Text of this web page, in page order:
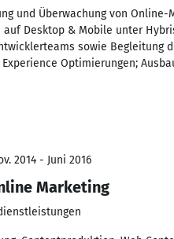
und Überwachung von
Desktop & Mobile unter
sowie Begleitung
Experience Optimierungen;
2014 - Juni 2016
Marketing